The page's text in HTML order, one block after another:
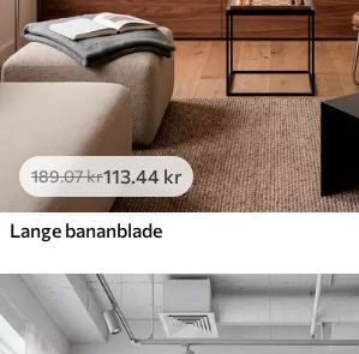
189.07kr113.44 kr
Lange bananblade